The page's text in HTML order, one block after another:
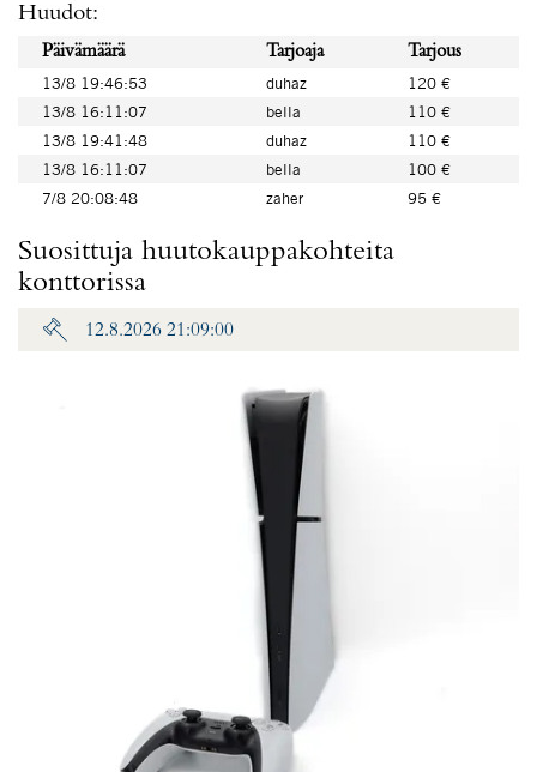
Huudot:
Päivämäärä Tarjoaja
Tarjous
13/8 19:46:53
duhaz
120 €
13/8 16:11:07
bella
110 €
13/8 19:41:48
duhaz
110 €
13/8 16:11:07
bella
100 €
7/8 20:08:48
zaher 95 €
Suosittuja huutokauppakohteita
konttorissa
12.8.2026 21:09:00